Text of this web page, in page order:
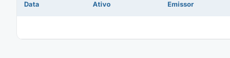
Data Ativo Emissor